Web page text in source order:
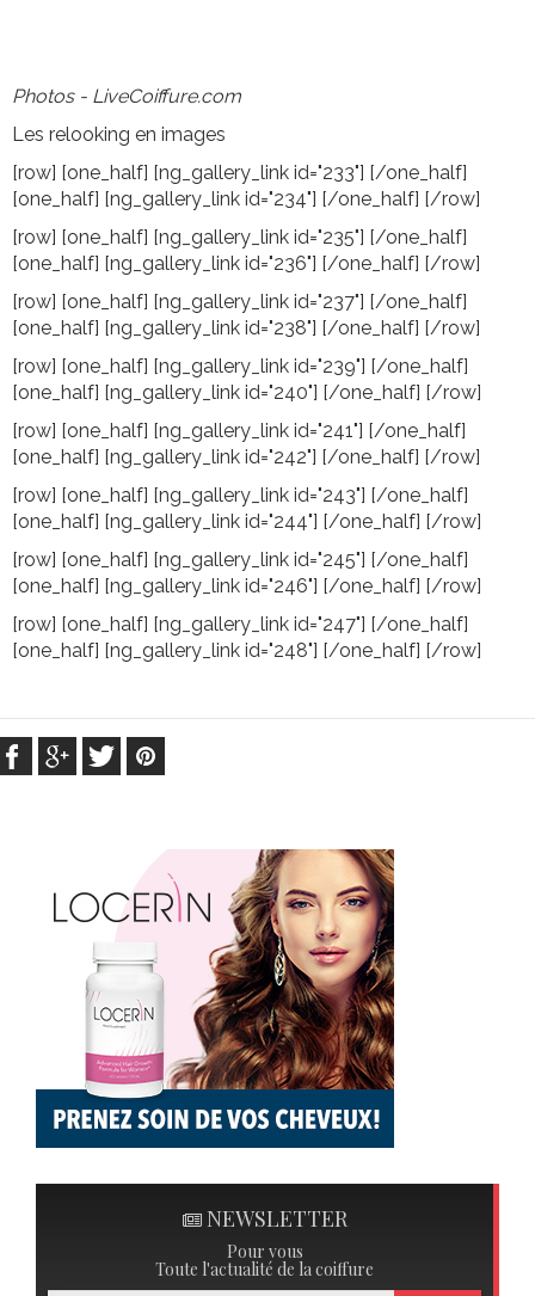
Photos - LiveCoiffure.com
Les relooking en images
[row] [one_half] [ng_gallery_link id="233"] [/one_half]
[one_half] [ng_gallery_link id="234"] [/one_half] [/row]
[row] [one_half] [ng_gallery_link id="235"] [/one_half]
[one_half] [ng_gallery_link id="236"] [/one_half] [/row]
[row] [one_half] [ng_gallery_link id="237"] [/one_half]
[one_half] [ng_gallery_link id="238"] [/one_half] [/row]
[row] [one_half] [ng_gallery_link id="239"] [/one_half]
[one_half] [ng_gallery_link id="240"] [/one_half] [/row]
[row] [one_half] [ng_gallery_link id="241"] [/one_half]
[one_half] [ng_gallery_link id="242"] [/one_half] [/row]
[row] [one_half] [ng_gallery_link id="243"] [/one_half]
[one_half] [ng_gallery_link id="244"] [/one_half] [/row]
[row] [one_half] [ng_gallery_link id="245"] [/one_half]
[one_half] [ng_gallery_link id="246"] [/one_half] [/row]
[row] [one_half] [ng_gallery_link id="247"] [/one_half]
[one_half] [ng_gallery_link id="248"] [/one_half] [/row]
NEWSLETTER
Pour vous
Toute l'actualité de la coiffure